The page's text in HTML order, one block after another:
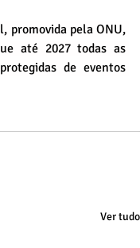
promovida pela ONU,
até 2027 todas as
de eventos
Ver tudo